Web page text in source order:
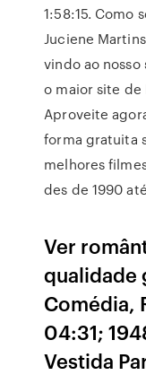
1:58:15. Como
Juciene
vindo ao nosso
o maior site de
Aproveite
forma gratuita
melhores
des de 1990
Ver
qualidade
Comédia,
04:31;
Vestida